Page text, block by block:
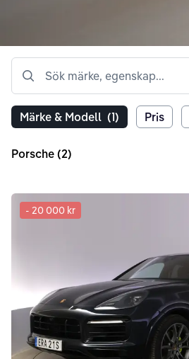
Sök märke, egenskap...
Märke & Modell (1) Pris
Porsche (2)
- 20 000 kr